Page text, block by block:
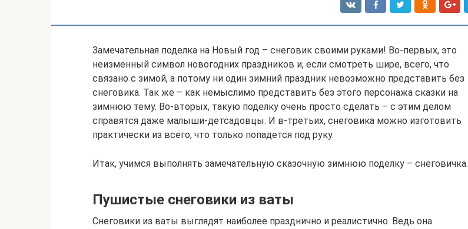
Замечательная поделка на Новый год – снеговик своими руками! Во-первых, это
неизменный символ новогодних праздников и, если смотреть шире, всего, что
связано с зимой, а потому ни один зимний праздник невозможно представить без
снеговика. Так же – как немыслимо представить без этого персонажа сказки на
зимнюю тему. Во-вторых, такую поделку очень просто сделать – с этим делом
справятся даже малыши-детсадовцы. И в-третьих, снеговика можно изготовить
практически из всего, что только попадется под руку.
Итак, учимся выполнять замечательную сказочную зимнюю поделку – снеговичка.
Пушистые снеговики из ваты
Снеговики из ваты выглядят наиболее празднично и реалистично. Ведь она